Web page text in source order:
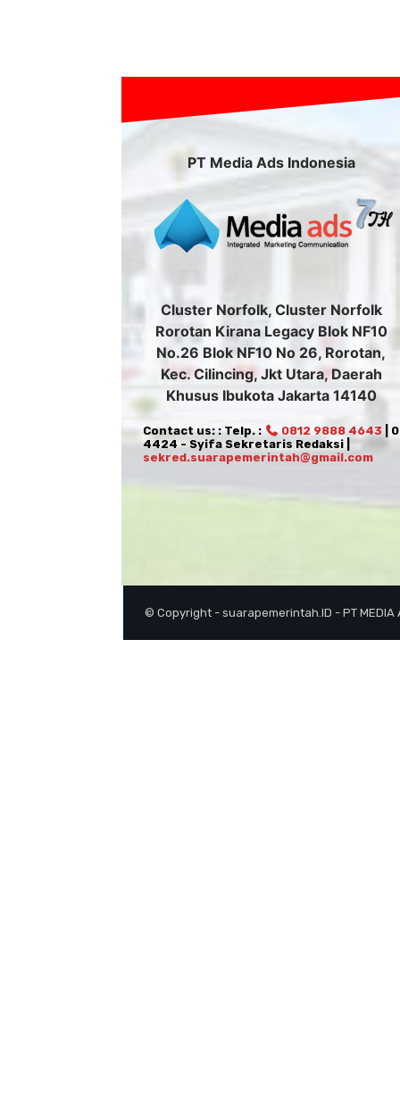
PT Media Ads Indonesia
Cluster Norfolk, Cluster Norfolk
Rorotan Kirana Legacy Blok NF10
No.26 Blok NF10 No 26, Rorotan,
Kec. Cilincing, Jkt Utara, Daerah
Khusus Ibukota Jakarta 14140
Contact us: : Telp. : 0812 9888 4643 |
4424 - Syifa Sekretaris Redaksi |
sekred.suarapemerintah@gmail.com
© Copyright - suarapemerintah.ID - PT MEDIA